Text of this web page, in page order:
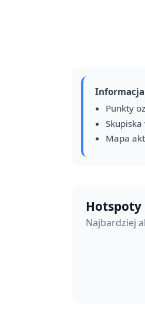
Punkty
Mapa
Najbardziej